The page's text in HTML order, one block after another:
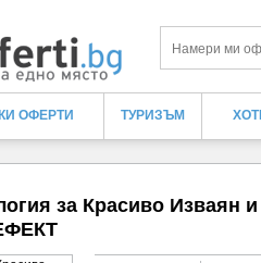
ОФЕРТИ ТУРИЗЪМ
за Красиво Изваян и